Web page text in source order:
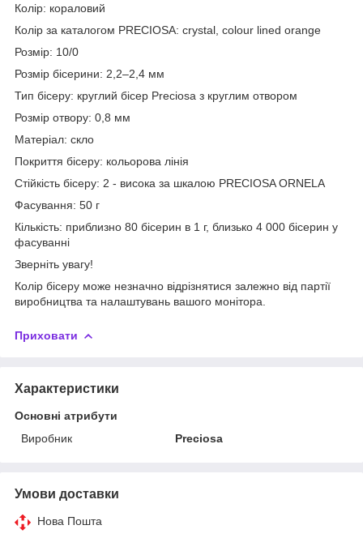
Колір: кораловий
Колір за каталогом PRECIOSA: crystal, colour lined orange
Розмір: 10/0
Розмір бісерини: 2,2–2,4 мм
Тип бісеру: круглий бісер Preciosa з круглим отвором
Розмір отвору: 0,8 мм
Матеріал: скло
Покриття бісеру: кольорова лінія
Стійкість бісеру: 2 - висока за шкалою PRECIOSA ORNELA
Фасування: 50 г
Кількість: приблизно 80 бісерин в 1 г, близько 4 000 бісерин у
фасуванні
Зверніть увагу!
Колір бісеру може незначно відрізнятися залежно від партії
виробництва та налаштувань вашого монітора.
Приховати
Характеристики
Основні атрибути
Виробник
Preciosa
Умови доставки
Нова Пошта